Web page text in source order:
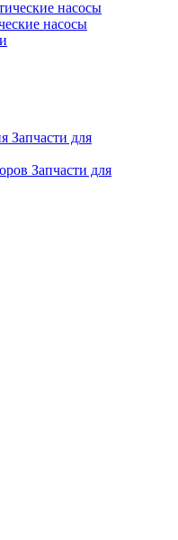
насосы
Запчасти для
Запчасти для